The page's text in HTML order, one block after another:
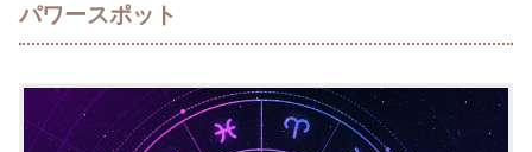
パワースポット